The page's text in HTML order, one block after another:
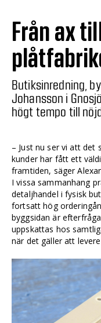
Från ax
Butiksinredning,
Johansson i
högt tempo till
– Just nu ser vi att det
kunder har fått ett
framtiden, säger
I vissa sammanhang
detaljhandel i fysisk
fortsatt hög
byggsidan är
uppskattas hos
när det gäller att